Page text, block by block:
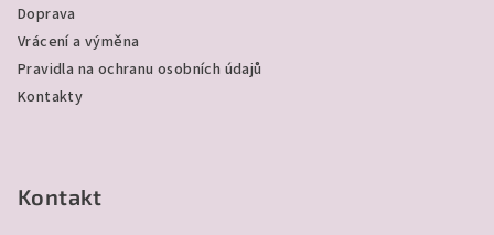
Doprava
Vrácení a výměna
Pravidla na ochranu osobních údajů
Kontakty
Kontakt